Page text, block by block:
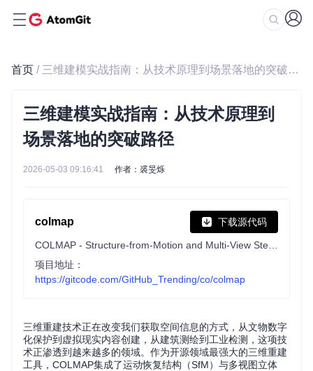
首页 / 三维建模实战指南：从技术原理到场景落地的突破路径
三维建模实战指南：从技术原理到
场景落地的突破路径
2026-05-03 09:16:41 作者：裘旻烁
colmap 下载源代码
项目地址：
https://gitcode.com/GitHub_Trending/co/colmap
三维重建技术正在改变我们获取空间信息的方式，从文物数字
化保护到虚拟现实内容创建，从建筑测绘到工业检测，这项技
术正渗透到越来越多的领域。作为开源领域最强大的三维重建
工具，COLMAP集成了运动恢复结构（SfM）与多视图立体